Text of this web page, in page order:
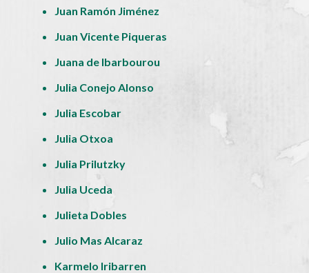
Juan Ramón Jiménez
Juan Vicente Piqueras
Juana de Ibarbourou
Julia Conejo Alonso
Julia Escobar
Julia Otxoa
Julia Prilutzky
Julia Uceda
Julieta Dobles
Julio Mas Alcaraz
Karmelo Iribarren